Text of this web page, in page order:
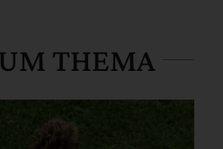
THEMA